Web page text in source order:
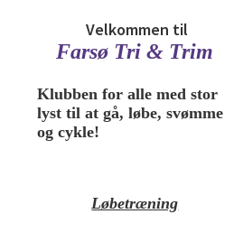
Velkommen til
Farsø Tri & Trim
Klubben for alle med stor
lyst til at gå, løbe, svømme
og cykle!
Løbetræning